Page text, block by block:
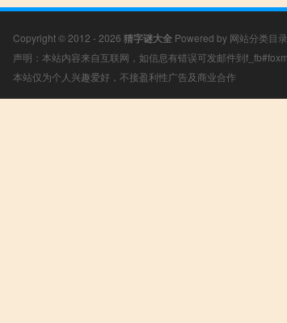
Copyright © 2012 - 2026 猜字谜大全 Powered by 网站分类目录
声明：本站内容来自互联网，如信息有错误可发邮件到
本站仅为个人兴趣爱好，不接盈利性广告及商业合作